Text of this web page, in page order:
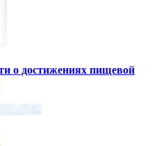
о достижениях пищевой